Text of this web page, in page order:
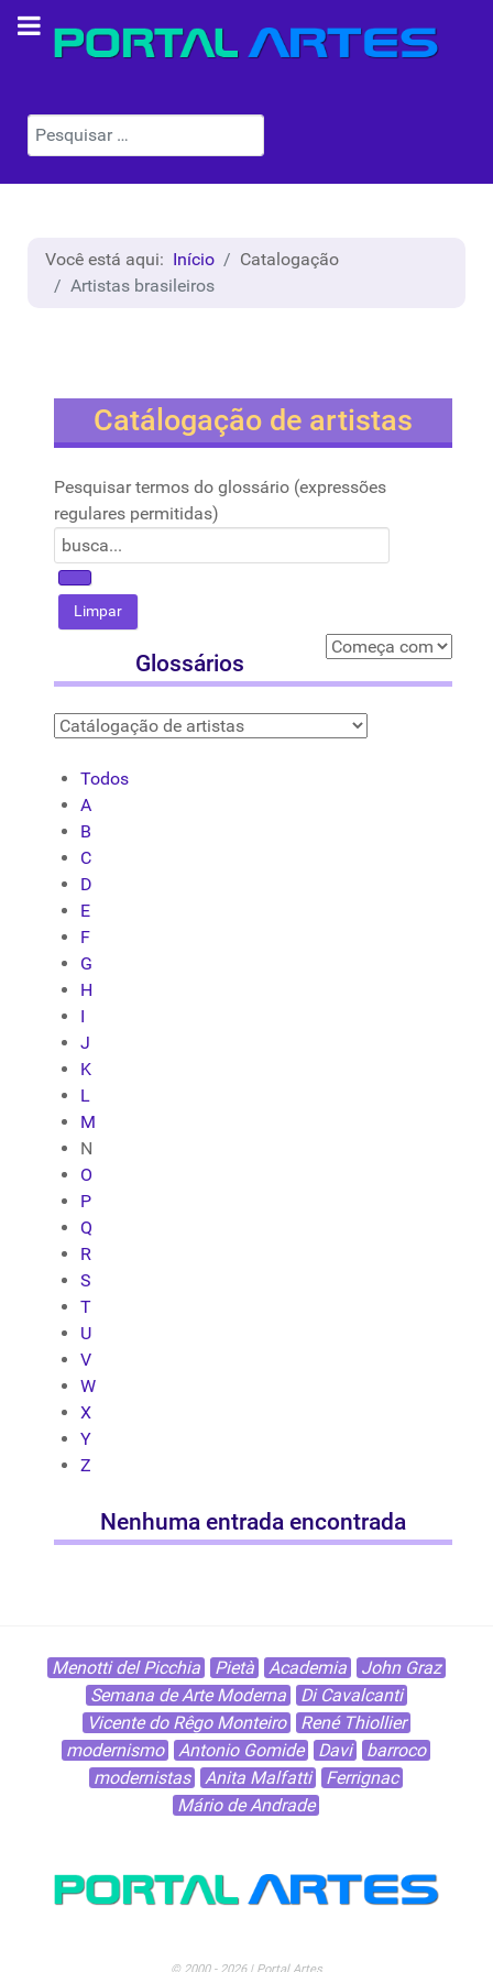
Pesquisar
Você está aqui: Início
Catalogação
Artistas brasileiros
Catálogação de artistas
Pesquisar termos do glossário (expressões
regulares permitidas)
Glossários
Todos
A
B
C
D
E
F
G
H
I
J
K
L
M
N
O
P
Q
R
S
T
U
V
W
X
Y
Z
Nenhuma entrada encontrada
Menotti del Picchia Pietà Academia
John Graz
Semana de Arte Moderna
Di Cavalcanti
Vicente do Rêgo Monteiro
René Thiollier
modernismo
Antonio Gomide Davi
barroco
modernistas
Anita Malfatti
Ferrignac
Mário de Andrade